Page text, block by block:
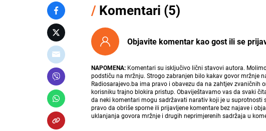
/ Komentari (5)
Objavite komentar kao gost ili se
NAPOMENA: Komentari su isključivo lični stavovi autora.
podstiču na mržnju. Strogo zabranjen bilo kakav govor mržnje
Radiosarajevo.ba ima pravo i obavezu da na zahtjev
korisniku trajno blokira pristup. Obaviještavamo vas da svaki
da neki komentari mogu sadržavati narativ koji je u
pravo da obriše sporne ili prijavljene komentare bez najave i
uklanjanja govora mržnje i drugih neprimjerenih sadržaja u